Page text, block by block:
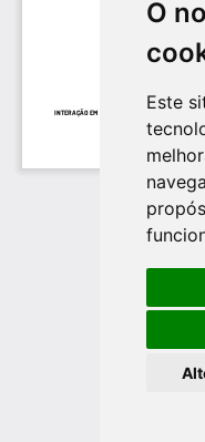
O
Este